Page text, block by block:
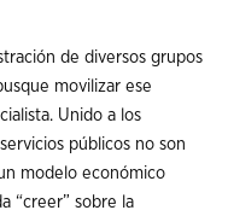
de diversos grupos
movilizar ese
Unido a los
públicos no son
modelo económico
“creer” sobre la